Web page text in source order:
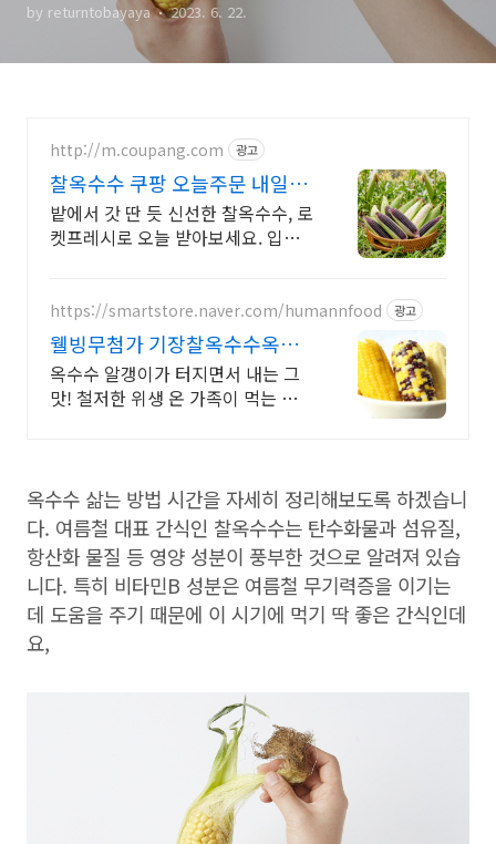
by returntobayaya 2023. 6. 22.
http://m.coupang.com 광고
찰옥수수 쿠팡 오늘주문 내일도
착 로켓
밭에서 갓 딴 듯 신선한 찰옥수수, 로
켓프레시로 오늘 받아보세요. 입안
https://smartstore.naver.com/humannfood 광고
웰빙무첨가 기장찰옥수수옥수
수 무첨가 무방부제의 천연식품
옥수수 알갱이가 터지면서 내는 그
맛! 철저한 위생 온 가족이 먹는 기
옥수수 삶는 방법 시간을 자세히 정리해보도록 하겠습니
다. 여름철 대표 간식인 찰옥수수는 탄수화물과 섬유질,
항산화 물질 등 영양 성분이 풍부한 것으로 알려져 있습
니다. 특히 비타민B 성분은 여름철 무기력증을 이기는
데 도움을 주기 때문에 이 시기에 먹기 딱 좋은 간식인데
요,